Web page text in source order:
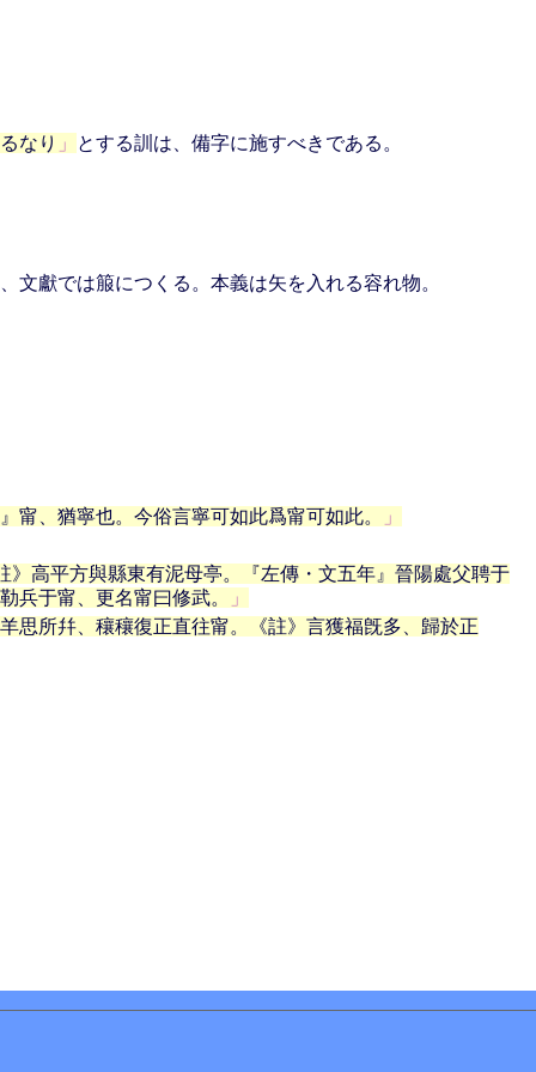
なり とする訓は、備字に施すべきである。
獻では箙につくる。本義は矢を入れる容れ物。
甯、猶寧也。今俗言寧可如此爲甯可如此。
高平方與縣東有泥母亭。『左傳・文五年』晉陽處父聘于
兵于甯、更名甯曰修武。
思所幷、穰穰復正直往甯。《註》言獲福旣多、歸於正